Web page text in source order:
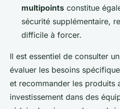
multipoints constitue
sécurité supplémentaire,
difficile à forcer.
Il est essentiel de consulter
évaluer les besoins
et recommander les produits
investissement dans des